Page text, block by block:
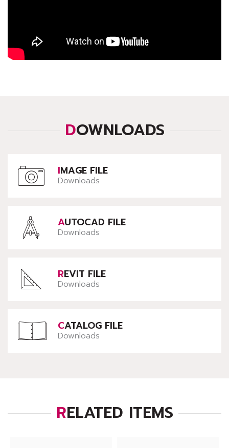
DOWNLOADS
IMAGE FILE
Downloads
AUTOCAD FILE
Downloads
REVIT FILE
Downloads
CATALOG FILE
Downloads
RELATED ITEMS